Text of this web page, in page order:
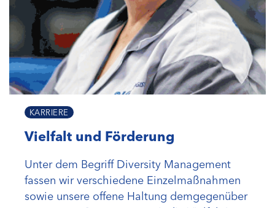
KARRIERE
Vielfalt und Förderung
Unter dem Begriff Diversity Management
fassen wir verschiedene Einzelmaßnahmen
sowie unsere offene Haltung demgegenüber